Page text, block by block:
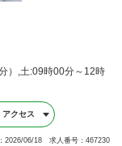
）,土:09時00分～12時
アクセス
2026/06/18 求人番号：467230